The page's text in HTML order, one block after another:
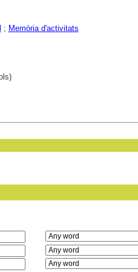
; Memòria d'activitats